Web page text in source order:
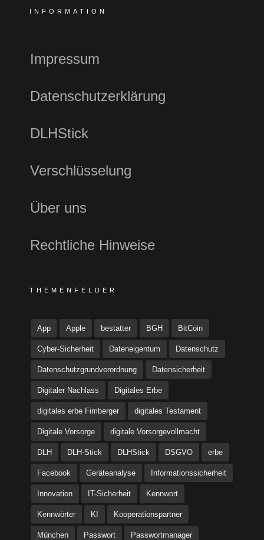
INFORMATION
Impressum
Datenschutzerklärung
DLHStick
Verschlüsselung
Über uns
Rechtliche Hinweise
THEMENFELDER
App Apple bestatter BGH BitCoin
Cyber-Sicherheit Dateneigentum Datenschutz
Datenschutzgrundverordnung Datensicherheit
Digitaler Nachlass Digitales Erbe
digitales erbe Fimberger digitales Testament
Digitale Vorsorge digitale Vorsorgevollmacht
DLH DLH-Stick DLHStick DSGVO erbe
Facebook Geräteanalyse Informationssicherheit
Innovation IT-Sicherheit Kennwort
Kennwörter KI Kooperationspartner
München Passwort Passwortmanager